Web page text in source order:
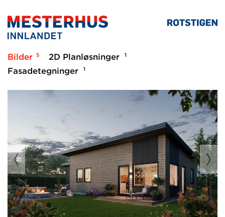
Bilder 5 2D Planløsninger 1
Fasadetegninger 1